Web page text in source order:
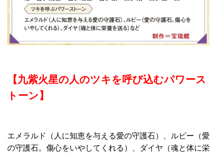
【九紫火星の人のツキを呼び込むパワース
トーン】
エメラルド（人に知恵を与える愛の守護石）、ルビー（愛
の守護石。傷心をいやしてくれる）、ダイヤ（魂と体に栄